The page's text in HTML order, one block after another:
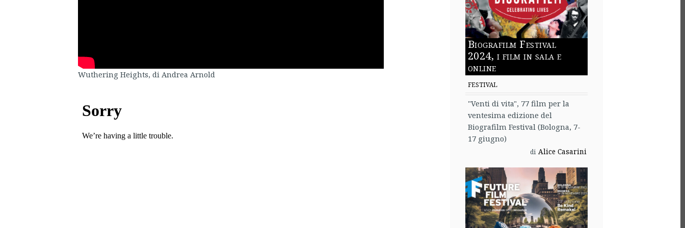
Wuthering Heights, di Andrea Arnold
Biografilm Festival
2024, i film in sala e
online
FESTIVAL
"Venti di vita", 77 film per la
ventesima edizione del
Biografilm Festival (Bologna, 7-
17 giugno)
di Alice Casarini